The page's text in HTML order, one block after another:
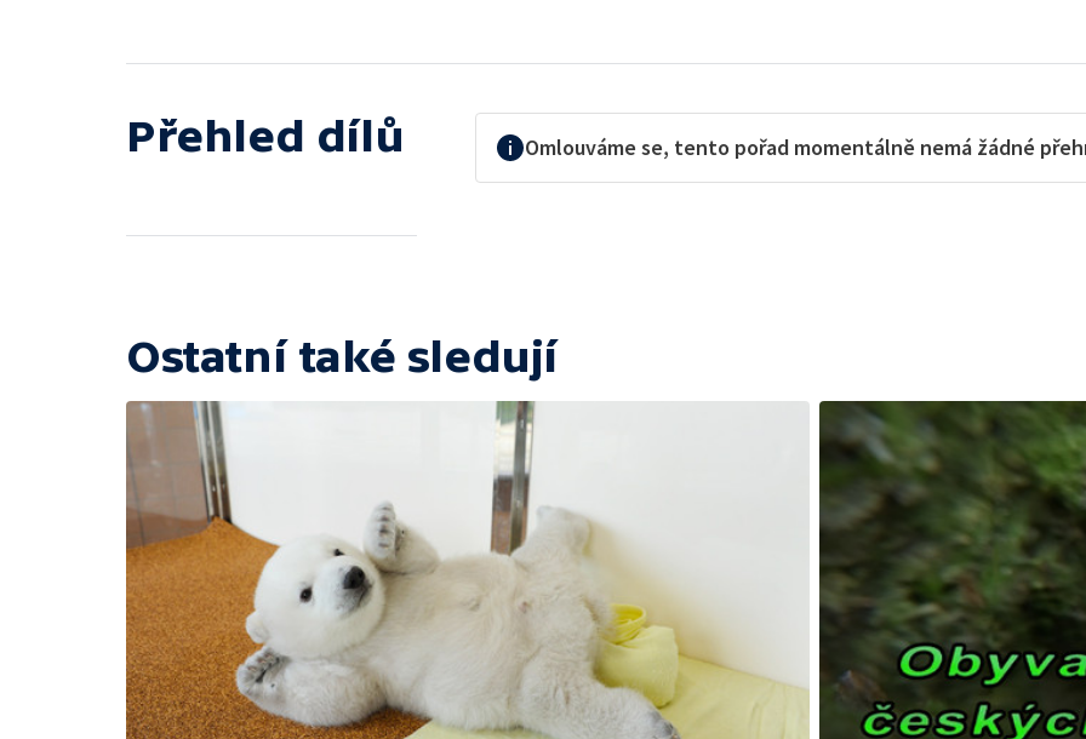
Přehled dílů Omlouváme se, tento pořad momentálně nemá žádné
Ostatní také sledují